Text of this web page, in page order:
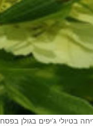
בטיולי ג'יפים בגולן בפסח